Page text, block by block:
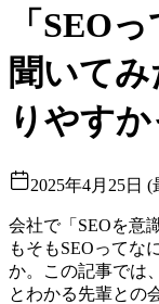
「SEO
聞いて
りやすか
2025年4月25日 (
会社で「SEOを意
もそもSEOってな
か。この記事では
とわかる先輩との